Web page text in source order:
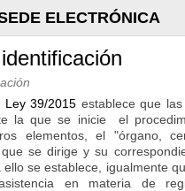
ELECTRÓNICA
39/2015 establece que
la que se inicie el
elementos, el "órgano,
se dirige y su
ello se establece, igualmente
en materia de